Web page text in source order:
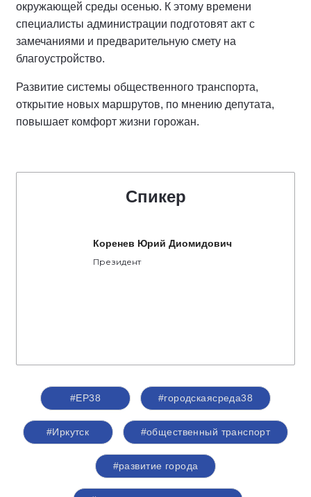
окружающей среды осенью. К этому времени
специалисты администрации подготовят акт с
замечаниями и предварительную смету на
благоустройство.
Развитие системы общественного транспорта,
открытие новых маршрутов, по мнению депутата,
повышает комфорт жизни горожан.
Спикер
Коренев Юрий Диомидович
Президент
#ЕР38 #городскаясреда38
#Иркутск #общественный транспорт
#развитие города